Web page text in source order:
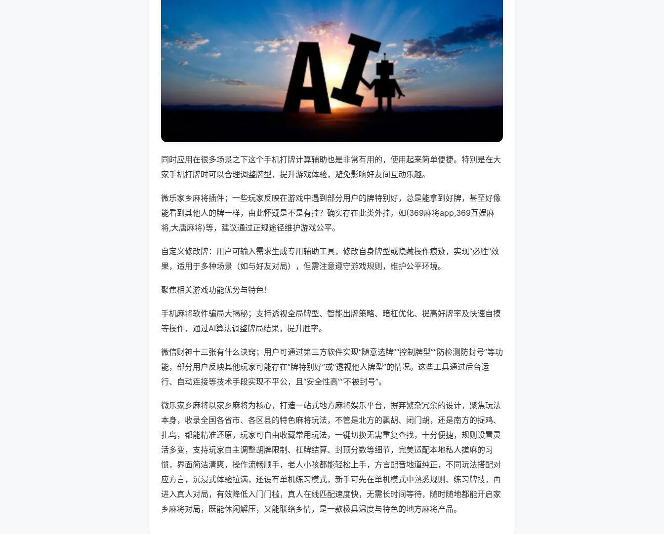
同时应用在很多场景之下这个手机打牌计算辅助也是非常有用的，使用起来简单便捷。特别是在大
家手机打牌时可以合理调整牌型，提升游戏体验，避免影响好友间互动乐趣。
微乐家乡麻将插件；一些玩家反映在游戏中遇到部分用户的牌特别好，总是能拿到好牌，甚至好像
能看到其他人的牌一样，由此怀疑是不是有挂？确实存在此类外挂。如(369麻将app,369互娱麻
将,大唐麻将)等，建议通过正规途径维护游戏公平。
自定义修改牌：用户可输入需求生成专用辅助工具，修改自身牌型或隐藏操作痕迹，实现“必胜”效
果，适用于多种场景（如与好友对局），但需注意遵守游戏规则，维护公平环境。
聚焦相关游戏功能优势与特色！
手机麻将软件骗局大揭秘；支持透视全局牌型、智能出牌策略、暗杠优化、提高好牌率及快速自摸
等操作，通过AI算法调整牌局结果，提升胜率。
微信财神十三张有什么诀窍；用户可通过第三方软件实现“随意选牌”“控制牌型”“防检测防封号”等功
能，部分用户反映其他玩家可能存在“牌特别好”或“透视他人牌型”的情况。这些工具通过后台运
行、自动连接等技术手段实现不平公，且“安全性高”“不被封号”。
微乐家乡麻将以家乡麻将为核心，打造一站式地方麻将娱乐平台，摒弃繁杂冗余的设计，聚焦玩法
本身，收录全国各省市、各区县的特色麻将玩法，不管是北方的飘胡、闭门胡，还是南方的捉鸡、
扎鸟，都能精准还原，玩家可自由收藏常用玩法，一键切换无需重复查找，十分便捷，规则设置灵
活多变，支持玩家自主调整胡牌限制、杠牌结算、封顶分数等细节，完美适配本地私人搓麻的习
惯，界面简洁清爽，操作流畅顺手，老人小孩都能轻松上手，方言配音地道纯正，不同玩法搭配对
应方言，沉浸式体验拉满，还设有单机练习模式，新手可先在单机模式中熟悉规则、练习牌技，再
进入真人对局，有效降低入门门槛，真人在线匹配速度快，无需长时间等待，随时随地都能开启家
乡麻将对局，既能休闲解压，又能联络乡情，是一款极具温度与特色的地方麻将产品。